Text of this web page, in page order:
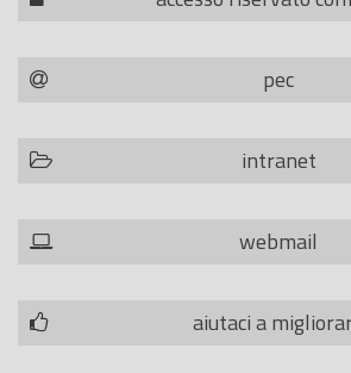
pec
intranet
webmail
aiutaci a